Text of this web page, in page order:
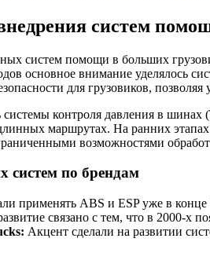
систем
систем помощи в больших
основное внимание уделялось
для грузовиков,
системы контроля давления в
маршрутах. На ранних
возможностями
систем по брендам
применять ABS и ESP уже в конце
связано с тем, что в 2000-х
Акцент сделали на развитии